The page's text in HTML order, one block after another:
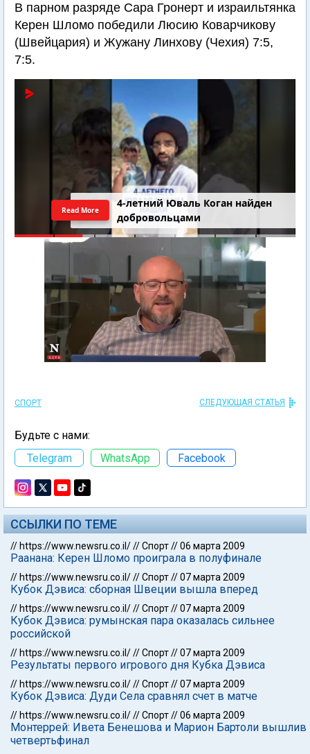
В парном разряде Сара Гронерт и израильтянка
Керен Шломо победили Люсию Коварчикову
(Швейцария) и Жужану Линхову (Чехия) 7:5,
7:5.
4-летний Юваль Коган найден
добровольцами
Read More
СПОРТ СЛЕДУЮЩАЯ СТАТЬЯ
Будьте с нами:
Telegram
WhatsApp Facebook
ССЫЛКИ ПО ТЕМЕ
// https://www.newsru.co.il///Спорт//06 марта 2009
Раанана: Керен Шломо проиграла в полуфинале
// https://www.newsru.co.il///Спорт//07 марта 2009
Кубок Дэвиса: сборная Швеции вышла вперед
// https://www.newsru.co.il///Спорт//07 марта 2009
Кубок Дэвиса: румынская пара оказалась сильнее
российской
// https://www.newsru.co.il///Спорт//07 марта 2009
Результаты первого игрового дня Кубка Дэвиса
// https://www.newsru.co.il///Спорт//07 марта 2009
Кубок Дэвиса: Дуди Села сравнял счет в матче
// https://www.newsru.co.il///Спорт//06 марта 2009
Монтеррей: Ивета Бенешова и Марион Бартоли вышлив
четвертьфинал